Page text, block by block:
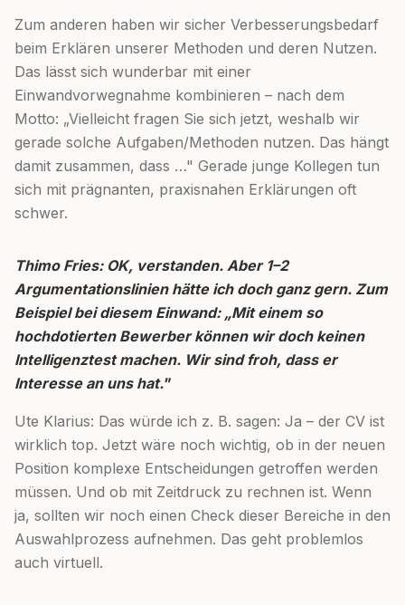
Zum anderen haben wir sicher Verbesserungsbedarf
beim Erklären unserer Methoden und deren Nutzen.
Das lässt sich wunderbar mit einer
Einwandvorwegnahme kombinieren – nach dem
Motto: „Vielleicht fragen Sie sich jetzt, weshalb wir
gerade solche Aufgaben/Methoden nutzen. Das hängt
damit zusammen, dass …" Gerade junge Kollegen tun
sich mit prägnanten, praxisnahen Erklärungen oft
schwer.
Thimo Fries: OK, verstanden. Aber 1–2
Argumentationslinien hätte ich doch ganz gern. Zum
Beispiel bei diesem Einwand: „Mit einem so
hochdotierten Bewerber können wir doch keinen
Intelligenztest machen. Wir sind froh, dass er
Interesse an uns hat."
Ute Klarius: Das würde ich z. B. sagen: Ja – der CV ist
wirklich top. Jetzt wäre noch wichtig, ob in der neuen
Position komplexe Entscheidungen getroffen werden
müssen. Und ob mit Zeitdruck zu rechnen ist. Wenn
ja, sollten wir noch einen Check dieser Bereiche in den
Auswahlprozess aufnehmen. Das geht problemlos
auch virtuell.